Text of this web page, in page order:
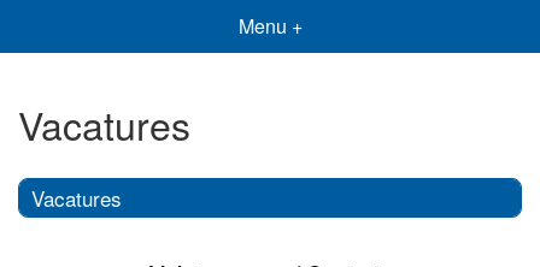
Menu +
Vacatures
Vacatures